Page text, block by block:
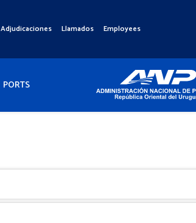
Adjudicaciones Llamados Employees
PORTS